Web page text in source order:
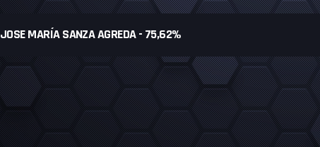
JOSE MARÍA SANZA AGREDA - 75,62%